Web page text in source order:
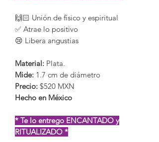
🙌🏻 Unión de físico y espiritual
✅ Atrae lo positivo
😢 Libera angustias
Material: Plata.
Mide: 1.7 cm de diámetro
Precio: $520 MXN
Hecho en México
* Te lo entrego ENCANTADO y
RITUALIZADO *